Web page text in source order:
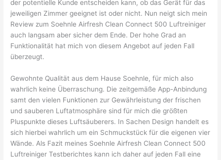
der potentielle Kunde entscheiden kann, ob das Gerät für das
jeweiligen Zimmer geeignet ist oder nicht. Nun neigt sich mein
Review zum Soehnle Airfresh Clean Connect 500 Luftreiniger
auch langsam aber sicher dem Ende. Der hohe Grad an
Funktionalität hat mich von diesem Angebot auf jeden Fall
überzeugt.
Gewohnte Qualität aus dem Hause Soehnle, für mich also
wahrlich keine Überraschung. Die zeitgemäße App-Anbindung
samt den vielen Funktionen zur Gewährleistung der frischen
und sauberen Luftatmosphäre sind für mich die größten
Pluspunkte dieses Luftsäuberers. In Sachen Design handelt es
sich hierbei wahrlich um ein Schmuckstück für die eigenen vier
Wände. Als Fazit meines Soehnle Airfresh Clean Connect 500
Luftreiniger Testberichtes kann ich daher auf jeden Fall eine